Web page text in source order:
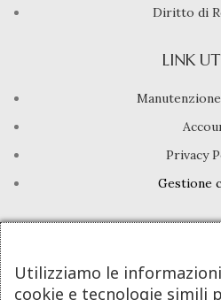
Diritto di
LINK
Privacy
Gestione
Chi
Utilizziamo le
cookie e tecnologie simili